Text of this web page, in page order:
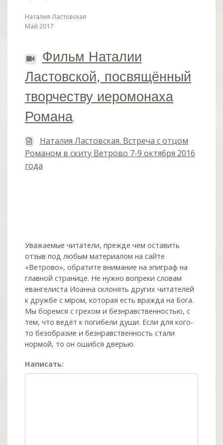
Наталия Ластовская
Май 2017
Фильм Наталии
Ластовской, посвящённый
творчеству иеромонаха
Романа.
Наталия Ластовская. Встреча с отцом
Романом в скиту Ветрово 7-9 октября 2016
года
Уважаемые читатели, прежде чем оставить
отзыв под любым материалом на сайте
«Ветрово», обратите внимание на эпиграф на
главной странице. Не нужно вопреки словам
евангелиста Иоанна склонять других читателей
к дружбе с мiром, которая есть вражда на Бога.
Мы боремся с грехом и без­нрав­ствен­ностью, с
тем, что ведёт к погибели души. Если для кого-
то безобразие и безнравственность стали
нормой, то он ошибся дверью.
Написать: